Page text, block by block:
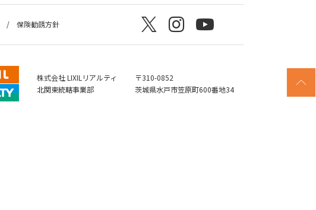
保険勧誘方針
株式会社 LIXILリアルティ
北関東統轄事業部
〒310-0852
茨城県水戸市笠原町600番地34